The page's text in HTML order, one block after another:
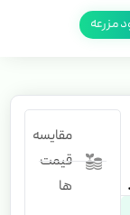
مزرعه
مقایسه
قیمت
ها